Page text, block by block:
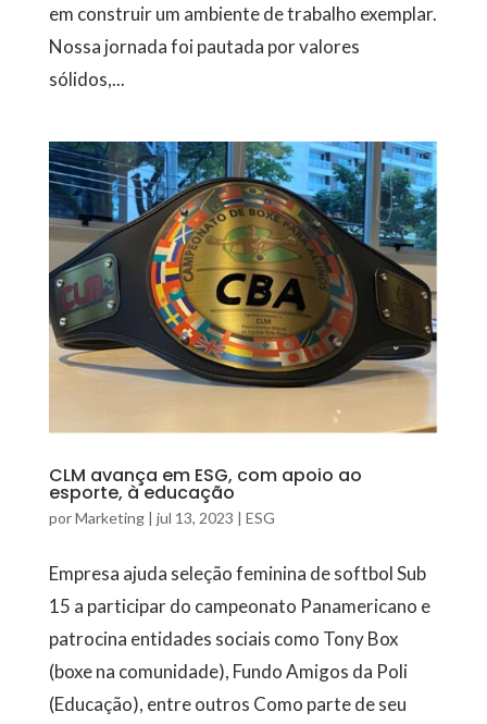
em construir um ambiente de trabalho exemplar.
Nossa jornada foi pautada por valores
sólidos,...
CLM avança em ESG, com apoio ao
esporte, à educação
porMarketing| jul 13, 2023 | ESG
Empresa ajuda seleção feminina de softbol Sub
15 a participar do campeonato Panamericano e
patrocina entidades sociais como Tony Box
(boxe na comunidade), Fundo Amigos da Poli
(Educação), entre outros Como parte de seu